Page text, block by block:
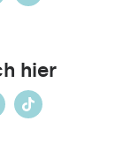
hier